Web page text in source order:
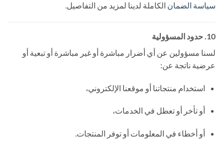
سياسة الضمان الكاملة لدينا لمزيد من التفاصيل.
10. حدود المسؤولية
لسنا مسؤولين عن أي أضرار مباشرة أو غير مباشرة أو تبعية أو
عرضية ناتجة عن:
استخدام منتجاتنا أو موقعنا الإلكتروني،
أو تأخر أو تعطل في الخدمات،
أو أخطاء في المعلومات أو توفر المنتجات.